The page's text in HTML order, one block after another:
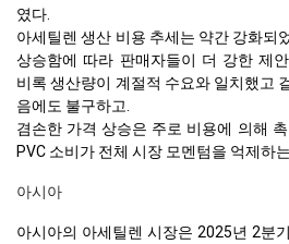
였다.
아세틸렌 생산 비용 추세는 약간 강화되
상승함에 따라 판매자들이 더 강한 제
비록 생산량이 계절적 수요와 일치했고
음에도 불구하고.
겸손한 가격 상승은 주로 비용에 의해
PVC 소비가 전체 시장 모멘텀을 억제하
아시아
아시아의 아세틸렌 시장은 2025년 2분